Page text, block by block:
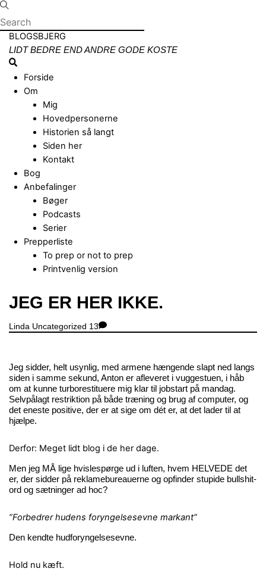
Skip
to
content
Menu
BLOGSBJERG
LIDT BEDRE END ANDRE GODE KOSTE
Search
Forside
Om
Mig
Hovedpersonerne
Historien så langt
Siden her
Kontakt
Bog
Anbefalinger
Bøger
Podcasts
Serier
Prepperliste
To prep or not to prep
Printvenlig version
Close
Menu
JEG ER HER IKKE.
Linda Uncategorized 13
Jeg sidder, helt usynlig, med armene hængende slapt ned langs
siden i samme sekund, Anton er afleveret i vuggestuen, i håb
om at kunne turborestituere mig klar til jobstart på mandag.
Selvpålagt restriktion på både træning og brug af computer, og
det eneste positive, der er at sige om dét er, at det lader til at
hjælpe.
Derfor: Meget lidt blog i de her dage.
Men jeg MÅ lige hvislespørge ud i luften, hvem HELVEDE det
er, der sidder på reklamebureauerne og opfinder stupide bullshit-
ord og sætninger ad hoc?
”Forbedrer hudens foryngelsesevne markant”
Den kendte hudforyngelsesevne.
Hold nu kæft.